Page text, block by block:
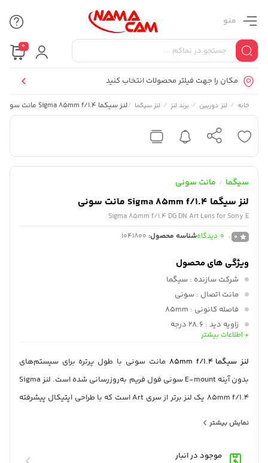
منو
0
مکان را جهت فیلتر محصولات انتخاب کنید
خانه / لنز دوربین / برند لنز / لنز سیگما /لنز سیگما Sigma 85mm f/1.4 مانت سونی
سیگما / مانت سونی
لنز سیگما Sigma 85mm f/1.4 مانت سونی
Sigma 85mm f/1.4 DG DN Art Lens for Sony E
0
0 دیدگاهشناسه محصول: 1041800
ویژگی های محصول
شرکت سازنده : سیگما
مانت اتصال : سونی
فاصله کانونی : 85mm
زاویه دید : 28.6 درجه
دیافراگم: 11 تیغه ی گرد
+ اطلاعات بیشتر
لنز سیگما 85mm f/1.4 مانت سونی با طول پرتره برای سیستم‌های
بدون آینه E-mount سونی فول فریم به‌روزرسانی شده است. لنز Sigma
85mm f/1.4 یک لنز برتر از سری Art است که با طراحی اپتیکال پیشرفته
داده است و طراحی قطر بزرگ آن به درجه قابل توجهی از وضوح و با
نمایش بیشتر
موجود در انبار